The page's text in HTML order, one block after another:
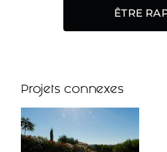
ÊTRE
Projets connexes